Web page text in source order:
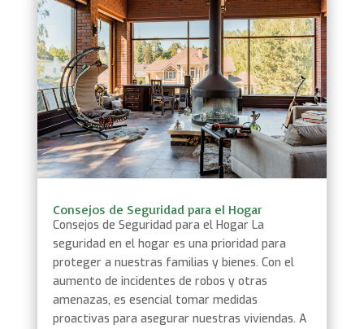
Consejos de Seguridad para el Hogar
Consejos de Seguridad para el Hogar La
seguridad en el hogar es una prioridad para
proteger a nuestras familias y bienes. Con el
aumento de incidentes de robos y otras
amenazas, es esencial tomar medidas
proactivas para asegurar nuestras viviendas. A